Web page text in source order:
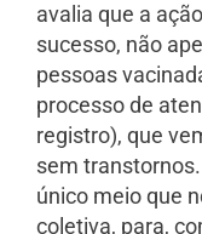
avalia que a
sucesso, não
pessoas
processo de
registro), que
sem
único meio que
coletiva, para,